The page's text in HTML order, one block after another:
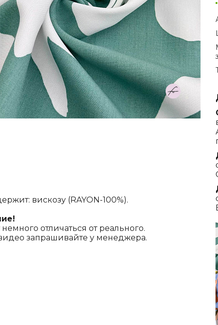
вискозу (RAYON-100%).
отличаться от реального.
запрашивайте у менеджера.